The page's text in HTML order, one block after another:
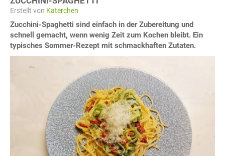
Erstellt von Katerchen
Zucchini-Spaghetti sind einfach in der Zubereitung und
schnell gemacht, wenn wenig Zeit zum Kochen bleibt. Ein
typisches Sommer-Rezept mit schmackhaften Zutaten.